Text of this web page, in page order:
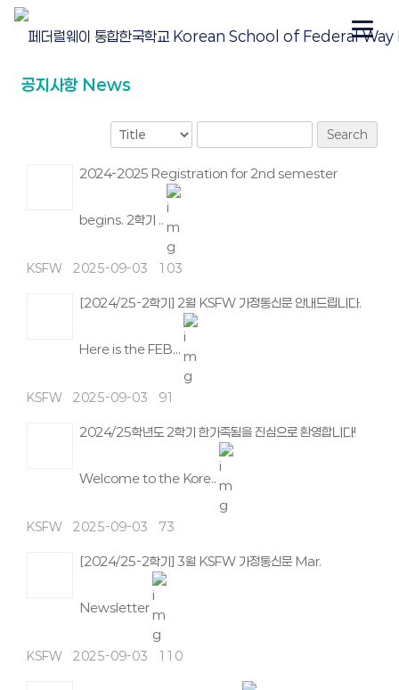
공지사항 News
Search
2024-2025 Registration for 2nd semester
begins. 2학기 ..
KSFW 2025-09-03 103
[2024/25-2학기] 2월 KSFW 가정통신문 안내드립니다.
Here is the FEB...
KSFW 2025-09-03 91
2024/25학년도 2학기 한가족됨을 진심으로 환영합니다!
Welcome to the Kore..
KSFW 2025-09-03 73
[2024/25-2학기] 3월 KSFW 가정통신문 Mar.
Newsletter
KSFW 2025-09-03 110